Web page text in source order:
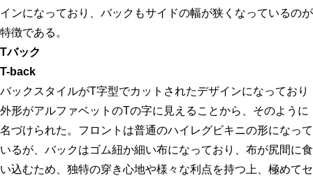
インになっており、バックもサイドの幅が狭くなっているのが
特徴である。
Tバック
T-back
バックスタイルがT字型でカットされたデザインになっており
外形がアルファベットのTの字に見えることから、そのように
名づけられた。フロントは普通のハイレグビキニの形になって
いるが、バックはゴム紐か細い布になっており、布が尻間に食
い込むため、独特の穿き心地や様々な利点を持つ上、極めてセ